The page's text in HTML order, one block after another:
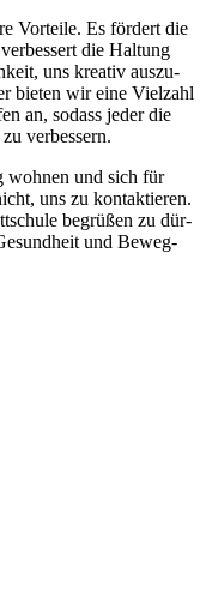
Vor­tei­le. Es för­dert die
die Hal­tung
uns krea­tiv aus­zu­
bie­ten wir eine Viel­zahl
an, sodass jeder die
verbessern.
woh­nen und sich für
uns zu kon­tak­tie­ren.
begrü­ßen zu dür­
und Beweg­